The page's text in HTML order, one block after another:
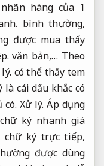
hàng của 1
bình thường,
được mua thấy
văn bản,… Theo
có thể thấy tem
là cái dấu khắc có
có.Xử lý. Áp dụng
ký nhanh giá
chữ ký trực tiếp,
được dùng